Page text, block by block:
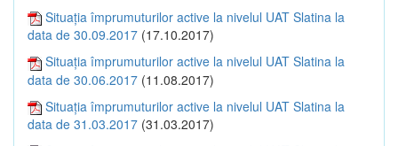
Situația împrumuturilor active la nivelul UAT Slatina la
data de 30.09.2017 (17.10.2017)
Situația împrumuturilor active la nivelul UAT Slatina la
data de 30.06.2017 (11.08.2017)
Situația împrumuturilor active la nivelul UAT Slatina la
data de 31.03.2017 (31.03.2017)